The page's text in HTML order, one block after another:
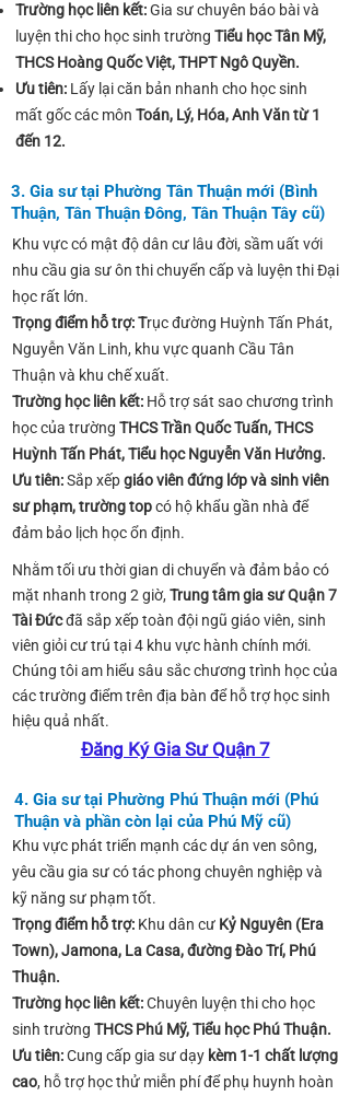
Trường học liên kết:Gia sư chuyên báo bài và
luyện thi cho học sinh trường Tiểu học Tân Mỹ,
THCS Hoàng Quốc Việt, THPT Ngô Quyền.
Ưu tiên: Lấy lại căn bản nhanh cho học sinh
mất gốc các môn Toán, Lý, Hóa, Anh Văn từ 1
đến 12.
3. Gia sư tại Phường Tân Thuận mới (Bình
Thuận, Tân Thuận Đông, Tân Thuận Tây cũ)
Khu vực có mật độ dân cư lâu đời, sầm uất với
nhu cầu gia sư ôn thi chuyển cấp và luyện thi Đại
học rất lớn.
Trọng điểm hỗ trợ: Trục đường Huỳnh Tấn Phát,
Nguyễn Văn Linh, khu vực quanh Cầu Tân
Thuận và khu chế xuất.
Trường học liên kết: Hỗ trợ sát sao chương trình
học của trường THCS Trần Quốc Tuấn, THCS
Huỳnh Tấn Phát, Tiểu học Nguyễn Văn Hưởng.
Ưu tiên:Sắp xếpgiáo viên đứng lớp và sinh viên
sư phạm, trường topcó hộ khẩu gần nhà để
đảm bảo lịch học ổn định.
Nhằm tối ưu thời gian di chuyển và đảm bảo có
mặt nhanh trong 2 giờ, Trung tâm gia sư Quận 7
Tài Đứcđã sắp xếp toàn đội ngũ giáo viên, sinh
viên giỏi cư trú tại 4 khu vực hành chính mới.
Chúng tôi am hiểu sâu sắc chương trình học của
các trường điểm trên địa bàn để hỗ trợ học sinh
hiệu quả nhất.
Đăng Ký Gia Sư Quận 7
4. Gia sư tại Phường Phú Thuận mới (Phú
Thuận và phần còn lại của Phú Mỹ cũ)
Khu vực phát triển mạnh các dự án ven sông,
yêu cầu gia sư có tác phong chuyên nghiệp và
kỹ năng sư phạm tốt.
Trọng điểm hỗ trợ: Khu dân cư Kỷ Nguyên (Era
Town), Jamona, La Casa, đường Đào Trí, Phú
Thuận.
Trường học liên kết:Chuyên luyện thi cho học
sinh trường THCS Phú Mỹ, Tiểu học Phú Thuận.
Ưu tiên:Cung cấp gia sư dạy kèm 1-1 chất lượng
cao, hỗ trợ học thử miễn phí để phụ huynh hoàn